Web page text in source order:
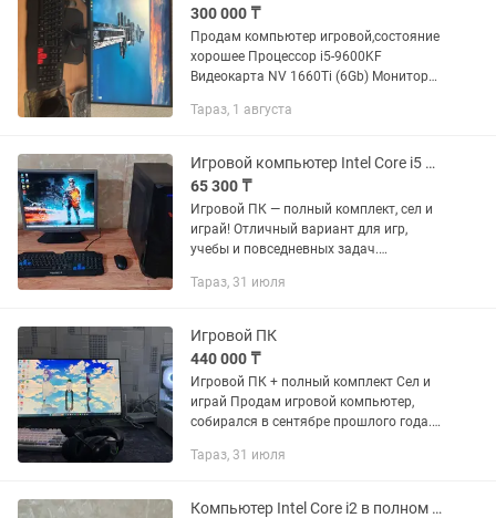
300 000 ₸
Продам компьютер игровой,состояние
хорошее Процессор i5-9600KF
Видеокарта NV 1660Ti (6Gb) Монитор
комплекте с клавиатурой,мышкой(ROG
Тараз, 1 августа
Игровой компьютер Intel Core i5 в полном комплекте для общего использования
65 300 ₸
Игровой ПК — полный комплект, сел и
играй! Отличный вариант для игр,
учебы и повседневных задач.
— ничего докупать не нужно! 💻
Тараз, 31 июля
Игровой ПК
440 000 ₸
Игровой ПК + полный комплект Сел и
играй Продам игровой компьютер,
собирался в сентябре прошлого года.
состоянии, использовались аккуратно.
Тараз, 31 июля
Компьютер Intel Core i2 в полном комплекте для работы, учебы, игр, дома.